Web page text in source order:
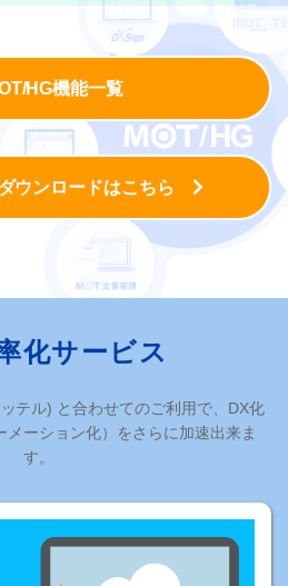
HG機能一覧
ウンロードはこちら
化サービス
テル) と合わせてのご利用で、DX化
メーション化）をさらに加速出来ま
す。